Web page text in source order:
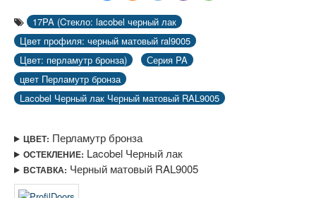
17PA (Cтекло: lacobel черный лак
Цвет профиля: черный матовый ral9005
Цвет: перламутр бронза)
Серия PA
цвет Перламутр бронза
Lacobel Черный лак Черный матовый RAL9005
ЦВЕТ: Перламутр бронза
ОСТЕКЛЕНИЕ: Lacobel Черный лак
ВСТАВКА: Черный матовый RAL9005